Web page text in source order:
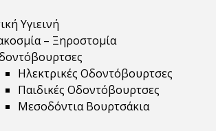
Υγιεινή
– Ξηροστομία
Ηλεκτρικές Οδοντόβουρτσες
Παιδικές Οδοντόβουρτσες
Μεσοδόντια Βουρτσάκια